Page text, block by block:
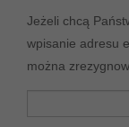
Jeżeli chcą
wpisanie adresu
można